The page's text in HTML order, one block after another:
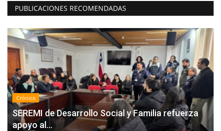
PUBLICACIONES RECOMENDADAS
Crónica
SEREMI de Desarrollo Social y Familia refuerza
apoyo al...